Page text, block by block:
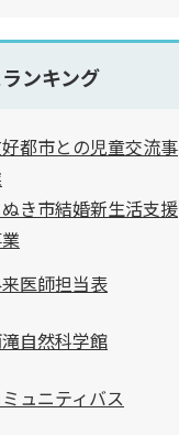
ンキング
都市との児童交流事
き市結婚新生活支援
医師担当表
自然科学館
ュニティバス